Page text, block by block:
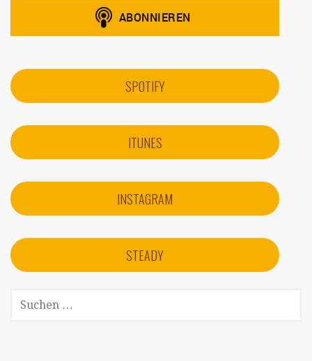
SPOTIFY
ITUNES
INSTAGRAM
STEADY
SUCHEN
NACH: